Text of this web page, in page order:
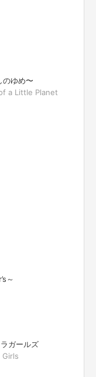
ゆめ〜
a Little Planet
～
ガールズ